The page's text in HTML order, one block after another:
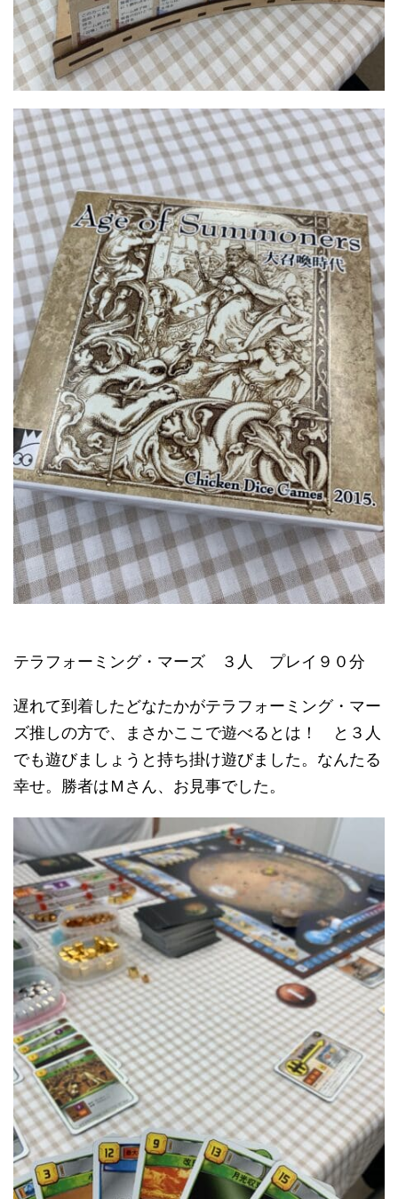
テラフォーミング・マーズ ３人 プレイ９０分
遅れて到着したどなたかがテラフォーミング・マー
ズ推しの方で、まさかここで遊べるとは！ と３人
でも遊びましょうと持ち掛け遊びました。なんたる
幸せ。勝者はＭさん、お見事でした。